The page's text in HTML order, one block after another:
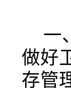
一、
做好
存管